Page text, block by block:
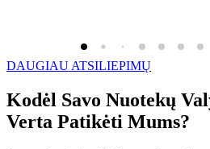
DAUGIAU ATSILIEPIMŲ
Kodėl Savo Nuotekų
Verta Patikėti Mums?